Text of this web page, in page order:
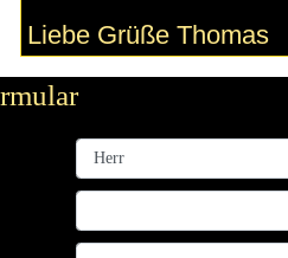
Liebe Grüße Thomas